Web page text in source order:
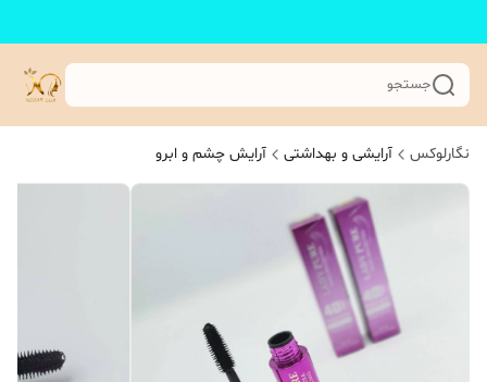
جستجو
نگارلوکس آرایشی و بهداشتی آرایش چشم و ابرو